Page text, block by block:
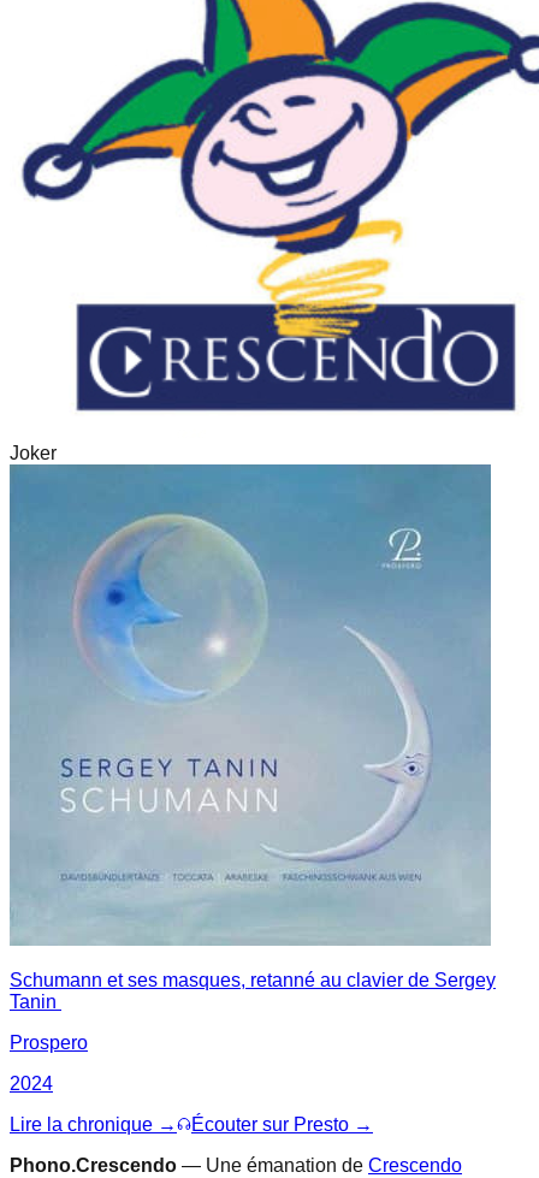
Joker
Schumann et ses masques, retanné au clavier de Sergey
Tanin
Prospero
2024
Lire la chronique →
Écouter sur Presto →
Phono.Crescendo — Une émanation de Crescendo